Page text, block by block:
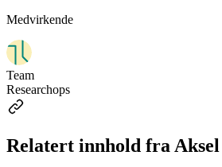
Medvirkende
Team
Researchops
Relatert innhold fra Aksel